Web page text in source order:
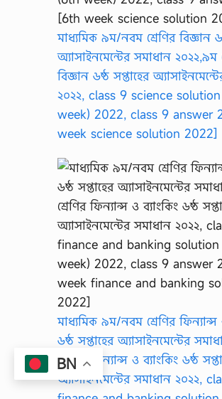
মাধ্যমিক ৯ম/নবম শ্রেণির বিজ্ঞান
অ্যাসাইনমেন্টের সমাধান ২০২২,৯ম
বিজ্ঞান ৬ষ্ঠ সপ্তাহের
২০২২, class 9 science
week) 2022, class 9 answer
week science solution 2022]
মাধ্যমিক ৯ম/নবম শ্রেণির ফিন্যান্স
৬ষ্ঠ সপ্তাহের অ্যাসাইনমেন্টের
শ্রেণির ফিন্যান্স ও ব্যাংকিং ৬ষ্ঠ
অ্যাসাইনমেন্টের সমাধান ২০২২,
BN